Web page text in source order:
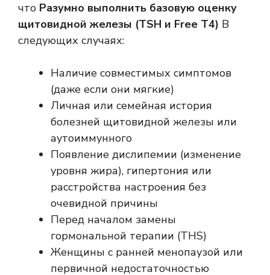
что Разумно выполнить базовую оценку
щитовидной железы (TSH и Free T4) В
следующих случаях:
Наличие совместимых симптомов
(даже если они мягкие)
Личная или семейная история
болезней щитовидной железы или
аутоиммунного
Появление дислипемии (изменение
уровня жира), гипертония или
расстройства настроения без
очевидной причины
Перед началом замены
гормональной терапии (THS)
Женщины с ранней менопаузой или
первичной недостаточностью